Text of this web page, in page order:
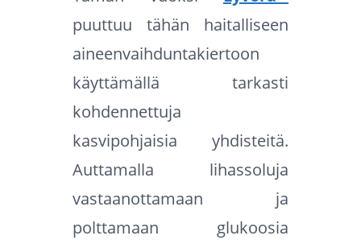
puuttuu tähän haitalliseen
aineenvaihduntakiertoon
käyttämällä tarkasti
kohdennettuja
kasvipohjaisia yhdisteitä.
Auttamalla lihassoluja
vastaanottamaan ja
polttamaan glukoosia